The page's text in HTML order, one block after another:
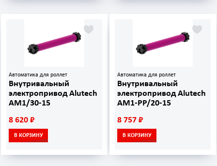
Автоматика для роллет
Внутривальный
электропривод Alutech
AM1/30-15
8 620 ₽
В КОРЗИНУ
Автоматика для роллет
Внутривальный
электропривод Alutech
AM1-PP/20-15
8 757 ₽
В КОРЗИНУ